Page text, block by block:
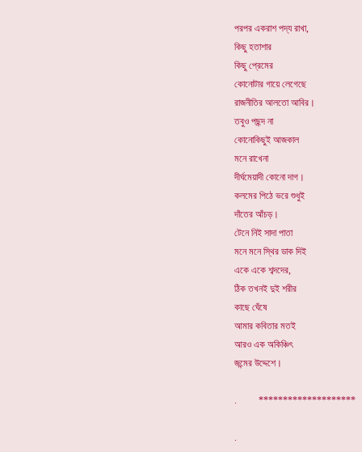
পরপর একরাশ পদ্য রাখা,
কিছু হতাশার
কিছু প্রেমের
কোনোটার গায়ে লেগেছে
রাজনীতির আলতো আবির।
তবুও পছন্দ না
কোনোকিছুই আজকাল
মনে রাখেনা
দীর্ঘমেয়াদী কোনো দাগ।
কলমের পিঠে ভরে শুধুই
দাঁতের আঁচড়।
টেনে নিই সাদা পাতা
মনে মনে স্থির ডাক দিই
একে একে শব্দদের,
ঠিক তখনই দুই শরীর
কাছে ঘেঁষে
আমার কবিতার মতই
আরও এক অকিঞ্চিৎ
জন্মের উদ্দেশে।
. ********************